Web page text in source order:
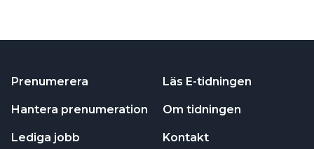
Prenumerera på vårt nyhetsbrev och få nyheter,
tips och bevakningar rakt ner i inkorgen